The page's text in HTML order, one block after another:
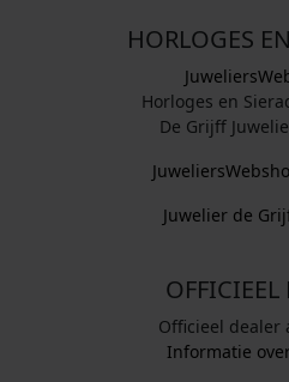
HORLOGES
Horloges en
De Grijff
Juwelier de
OFFICIEEL
Officieel dealer
Informatie